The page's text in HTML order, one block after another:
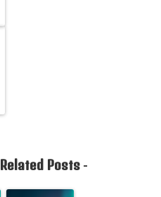
Related Posts-